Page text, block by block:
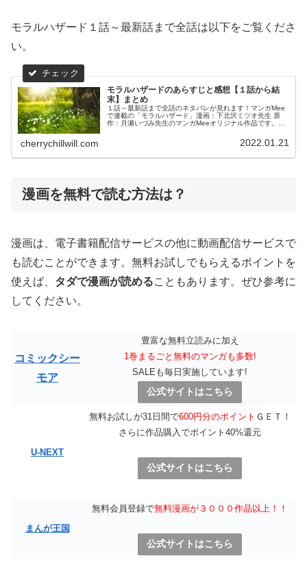
モラルハザード１話～最新話まで全話は以下をご覧くださ
い。
モラルハザードのあらすじと感想【１話から結
末】まとめ
１話～最新話まで全話のネタバレが見れます！マンガMee
で連載の「モラルハザード」漫画：下北沢ミツオ先生 原
作：月瀬いづみ先生のマンガMeeオリジナル作品です。お
cherrychillwill.com 2022.01.21
漫画を無料で読む方法は？
漫画は、電子書籍配信サービスの他に動画配信サービスで
も読むことができます。無料お試しでもらえるポイントを
使えば、 タダで漫画が読めることもあります。ぜひ参考に
してください。
コミックシー
モア
豊富な無料立読みに加え
1巻まるごと無料のマンガも多数!
SALEも毎日実施しています!
公式サイトはこちら
U-NEXT
無料お試しが31日間で600円分のポイント ＧＥＴ！
さらに作品購入でポイント40%還元
公式サイトはこちら
まんが王国
無料会員登録で無料漫画が３０００作品以上！！
公式サイトはこちら